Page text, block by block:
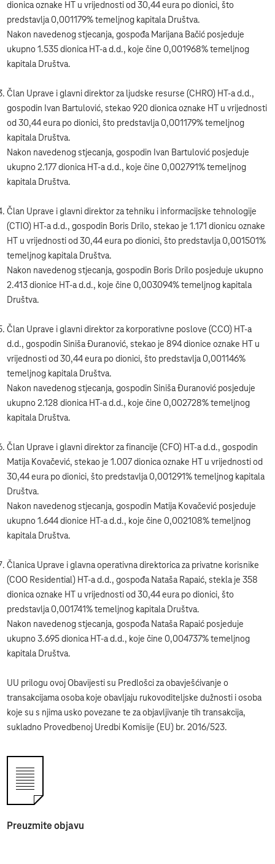
dionica oznake HT u vrijednosti od 30,44 eura po dionici, što
predstavlja 0,001179% temeljnog kapitala Društva.
Nakon navedenog stjecanja, gospođa Marijana Bačić posjeduje
ukupno 1.535 dionica HT-a d.d., koje čine 0,001968% temeljnog
kapitala Društva.
Član Uprave i glavni direktor za ljudske resurse (CHRO) HT-a d.d.,
gospodin Ivan Bartulović, stekao 920 dionica oznake HT u vrijednosti
od 30,44 eura po dionici, što predstavlja 0,001179% temeljnog
kapitala Društva.
Nakon navedenog stjecanja, gospodin Ivan Bartulović posjeduje
ukupno 2.177 dionica HT-a d.d., koje čine 0,002791% temeljnog
kapitala Društva.
Član Uprave i glavni direktor za tehniku i informacijske tehnologije
(CTIO) HT-a d.d., gospodin Boris Drilo, stekao je 1.171 dionicu oznake
HT u vrijednosti od 30,44 eura po dionici, što predstavlja 0,001501%
temeljnog kapitala Društva.
Nakon navedenog stjecanja, gospodin Boris Drilo posjeduje ukupno
2.413 dionice HT-a d.d., koje čine 0,003094% temeljnog kapitala
Društva.
Član Uprave i glavni direktor za korporativne poslove (CCO) HT-a
d.d., gospodin Siniša Đuranović, stekao je 894 dionice oznake HT u
vrijednosti od 30,44 eura po dionici, što predstavlja 0,001146%
temeljnog kapitala Društva.
Nakon navedenog stjecanja, gospodin Siniša Đuranović posjeduje
ukupno 2.128 dionica HT-a d.d., koje čine 0,002728% temeljnog
kapitala Društva.
Član Uprave i glavni direktor za financije (CFO) HT-a d.d., gospodin
Matija Kovačević, stekao je 1.007 dionica oznake HT u vrijednosti od
30,44 eura po dionici, što predstavlja 0,001291% temeljnog kapitala
Društva.
Nakon navedenog stjecanja, gospodin Matija Kovačević posjeduje
ukupno 1.644 dionice HT-a d.d., koje čine 0,002108% temeljnog
kapitala Društva.
Članica Uprave i glavna operativna direktorica za privatne korisnike
(COO Residential) HT-a d.d., gospođa Nataša Rapaić, stekla je 358
dionica oznake HT u vrijednosti od 30,44 eura po dionici, što
predstavlja 0,001741% temeljnog kapitala Društva.
Nakon navedenog stjecanja, gospođa Nataša Rapaić posjeduje
ukupno 3.695 dionica HT-a d.d., koje čine 0,004737% temeljnog
kapitala Društva.
UU prilogu ovoj Obavijesti su Predlošci za obavješćivanje o
transakcijama osoba koje obavljaju rukovoditeljske dužnosti i osoba
koje su s njima usko povezane te za objavljivanje tih transakcija,
sukladno Provedbenoj Uredbi Komisije (EU) br. 2016/523.
Preuzmite objavu